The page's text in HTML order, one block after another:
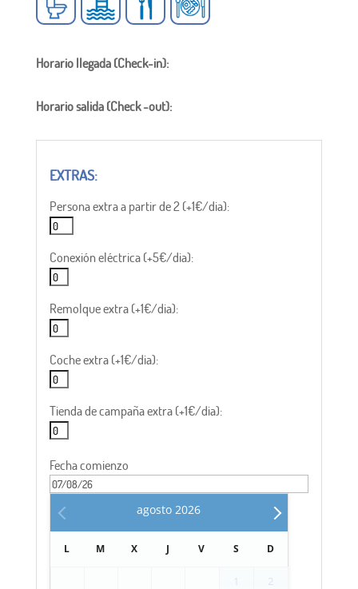
Horario llegada (Check-in):
Horario salida (Check -out):
Persona extra a partir de 2 (+1€/dia):
Conexión eléctrica (+5€/dia):
Remolque extra (+1€/dia):
Coche extra (+1€/dia):
Tienda de campaña extra (+1€/dia):
Fecha comienzo
agosto 2026
L M X J V S D
1
2